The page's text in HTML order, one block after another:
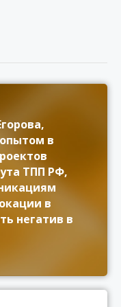
в
ТПП РФ,
в
негатив в